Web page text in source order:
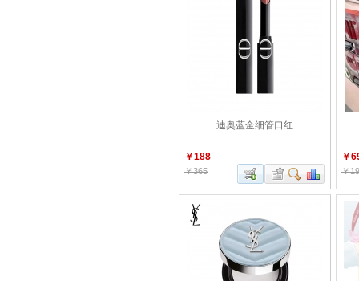
迪奥蓝金细管口红
￥188
￥365
￥
￥